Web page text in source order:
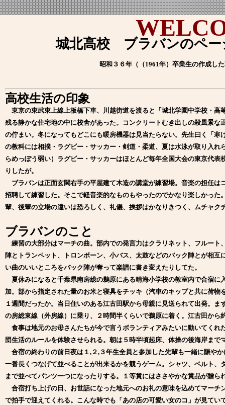
城北高校 ブラバンの
昭和３６年（（1961年）卒業生の作成し
高校生活の印象
東京の東武東上線上板橋下車、川越街道を渡ると「城北学園中学校・高
残る静かな住宅地の中に校舎があった。コンクリートむき出しの殺風景
の佇まい。冬になってもどこにも暖房機器は見当たらない。先生曰く「
の教科には相撲・ラグビー・サッカー・剣道・柔道、夏は水泳が取り入
らめっぽう弱い）ラグビー・サッカーはほとんど毎年全国大会の東京代
りしたが。
ブラバンは正面玄関右手の平屋建て木造の講堂が練習場。音楽の担任は
招聘して練習した。そこで軽音楽的なものもやったのでかなり楽しかっ
輩、後輩の立場の違いは恐ろしく、礼儀、挨拶はかなりきつく、ムチャク
ブラバンのこと
練習の大部分はマーチの曲。部内での発言力はクラリネット、フルート
陣とトランペット、トロンボーン、小バス、太鼓などのバック陣とが相互
い曲のいいところをバック陣が奪って楽譜に書き変えたりしてた。
夏休みになると千葉県南房総の鵜原にある晴海小学校の教室内で合宿に
加。部から指定された量のお米と寝具をチッキ（汽車のキップと共に荷
１週間だったか。当日住いのある江古田駅から母親に見送られて出発。
の房総東線（外房線）に乗り、２時間半くらいで鵜原に着く。江古田か
食事は地元のお母さんたちが今で言うボランティアみたいに動いてくれ
団生活のルールを体験させられる。朝は５時半頃起床、体操の後海岸ま
合宿の終わりの前日夜は１,２,３年生全員と参加した先輩も一緒に賑や
一番長くつなげて並べることが出来るかを競うゲーム。シャツ、ベルト
まで並べてパンツ一つになったりする。１等賞にはささやかな賞品が贈ら
合宿打ち上げの日、お世話になった地元へのお礼の意味を込めてマーチ
で拍手で迎えてくれる。こんな時でも「あの店の可愛い女のコ」が見てい